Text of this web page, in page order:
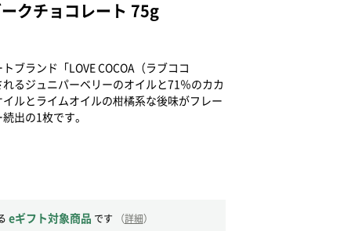
クチョコレート 75g
ブランド「LOVE COCOA（ラブココ
るジュニパーベリーのオイルと71％のカカ
ルとライムオイルの柑橘系な後味がフレー
出の1枚です。
eギフト対象商品 です （詳細）